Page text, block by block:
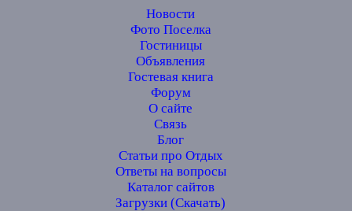
Новости
Фото Поселка
Гостиницы
Объявления
Гостевая книга
Форум
О сайте
Связь
Блог
Статьи про Отдых
Ответы на вопросы
Каталог сайтов
Загрузки (Скачать)